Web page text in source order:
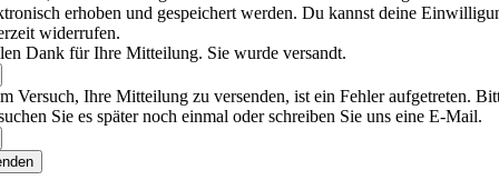
erhoben und gespeichert werden. Du kannst deine
widerrufen.
Dank für Ihre Mitteilung. Sie wurde versandt.
Versuch, Ihre Mitteilung zu versenden, ist ein Fehler aufgetreten.
Sie es später noch einmal oder schreiben Sie uns eine E-Mail.